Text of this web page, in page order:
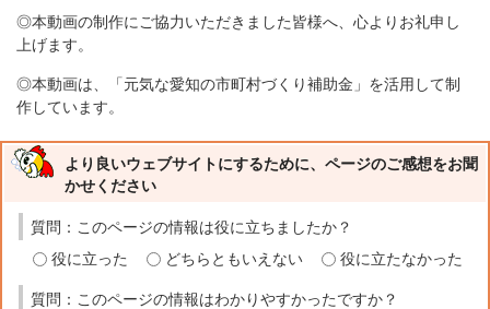
◎本動画の制作にご協力いただきました皆様へ、心よりお礼申し
上げます。
◎本動画は、「元気な愛知の市町村づくり補助金」を活用して制
作しています。
より良いウェブサイトにするために、ページのご感想をお聞
かせください
質問：このページの情報は役に立ちましたか？
役に立った
どちらともいえない 役に立たなかった
質問：このページの情報はわかりやすかったですか？